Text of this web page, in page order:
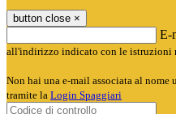
button close ×
E-
all'indirizzo indicato con le istruzioni
Non hai una e-mail associata al nome
tramite la Login Spaggiari